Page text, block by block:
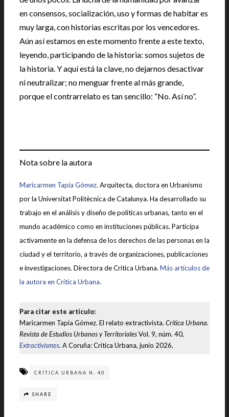
en consensos, socialización, uso y formas de habitar es
muy larga, con historias escritas por los vencedores.
Aún así estamos en este momento frente a este texto,
leyendo, participando de la historia: somos sujetos de
la historia. Y aquí está la clave, no dejarnos desactivar
ni neutralizar; no menguar frente al más grande,
porque el contrarrelato es tan sencillo: “No. Así no”.
Nota sobre la autora
Maricarmen Tapia Gómez. Arquitecta, doctora en Urbanismo
por la Universitat Politècnica de Catalunya. Ha desarrollado su
trabajo en el análisis y diseño de políticas urbanas, tanto en el
mundo académico como en instituciones públicas. Participa
activamente en la defensa de los derechos de las personas en la
ciudad y el territorio, a través de organizaciones, publicaciones
e investigaciones. Directora de Critica Urbana. Más artículos de
la autora en Crítica Urbana.
Para citar este artículo:
Maricarmen Tapia Gómez. El relato extractivista. Crítica Urbana.
Revista de Estudios Urbanos y TerritorialesVol. 9, núm. 40,
Extractivismos. A Coruña: Crítica Urbana, junio 2026.
CRÍTICA URBANA N. 40
SHARE